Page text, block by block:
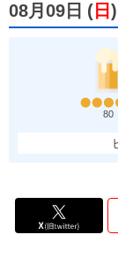
08月09日 ( 日 )
80